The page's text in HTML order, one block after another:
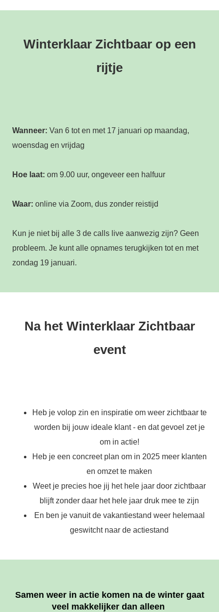
Winterklaar Zichtbaar op een
rijtje
Wanneer: Van 6 tot en met 17 januari op maandag,
woensdag en vrijdag
Hoe laat: om 9.00 uur, ongeveer een halfuur
Waar: online via Zoom, dus zonder reistijd
Kun je niet bij alle 3 de calls live aanwezig zijn? Geen
probleem. Je kunt alle opnames terugkijken tot en met
zondag 19 januari.
Na het Winterklaar Zichtbaar
event
Heb je volop zin en inspiratie om weer zichtbaar te
worden bij jouw ideale klant - en dat gevoel zet je
om in actie!
Heb je een concreet plan om in 2025 meer klanten
en omzet te maken
Weet je precies hoe jij het hele jaar door zichtbaar
blijft zonder daar het hele jaar druk mee te zijn
En ben je vanuit de vakantiestand weer helemaal
geswitcht naar de actiestand
Samen weer in actie komen na de winter gaat
veel makkelijker dan alleen